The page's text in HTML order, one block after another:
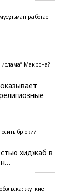
работает
Макрона?
брюки?
хиджаб в
жуткие